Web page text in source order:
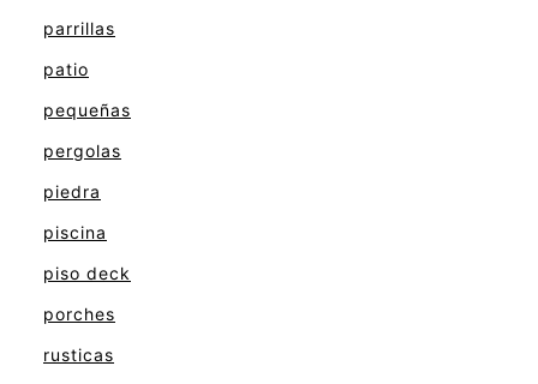
parrillas
patio
pequeñas
pergolas
piedra
piscina
piso deck
porches
rusticas